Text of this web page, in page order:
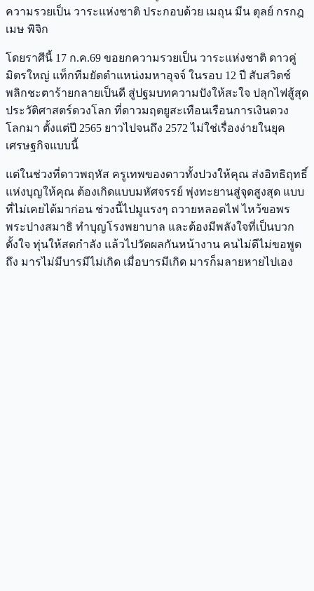
ความรวยเป็น วาระแห่งชาติ ประกอบด้วย เมถุน มีน ตุลย์ กรกฎ
เมษ พิจิก
โดยราศีนี้ 17 ก.ค.69 ขอยกความรวยเป็น วาระแห่งชาติ ดาวคู่
มิตรใหญ่ แท็กทีมยัดตำแหน่งมหาอุจจ์ ในรอบ 12 ปี สับสวิตช์
พลิกชะตาร้ายกลายเป็นดี สู่ปฐมบทความปังให้สะใจ ปลุกไฟสู้สุด
ประวัติศาสตร์ดวงโลก ที่ดาวมฤตยูสะเทือนเรือนการเงินดวง
โลกมา ตั้งแต่ปี 2565 ยาวไปจนถึง 2572 ไม่ใช่เรื่องง่ายในยุค
เศรษฐกิจแบบนี้
แต่ในช่วงที่ดาวพฤหัส ครูเทพของดาวทั้งปวงให้คุณ ส่งอิทธิฤทธิ์
แห่งบุญให้คุณ ต้องเกิดแบบมหัศจรรย์ พุ่งทะยานสู่จุดสูงสุด แบบ
ที่ไม่เคยได้มาก่อน ช่วงนี้ไปมูแรงๆ ถวายหลอดไฟ ไหว้ขอพร
พระปางสมาธิ ทำบุญโรงพยาบาล และต้องมีพลังใจที่เป็นบวก
ตั้งใจ ทุ่นให้สดกำลัง แล้วไปวัดผลกันหน้างาน คนไม่ดีไม่ขอพูด
ถึง มารไม่มีบารมีไม่เกิด เมื่อบารมีเกิด มารก็มลายหายไปเอง